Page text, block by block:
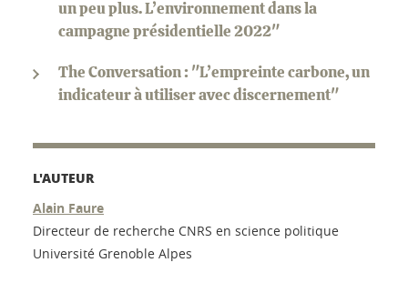
un peu plus. L’environnement dans la
campagne présidentielle 2022"
The Conversation : "L’empreinte carbone, un
indicateur à utiliser avec discernement"
L'AUTEUR
Alain Faure
Directeur de recherche CNRS en science politique
Université Grenoble Alpes